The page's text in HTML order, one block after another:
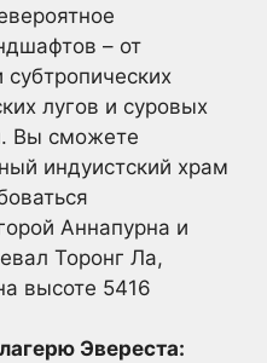
– от
лугов и суровых
Вы сможете
индуистский храм
Аннапурна и
Торонг Ла,
высоте 5416
Эвереста: